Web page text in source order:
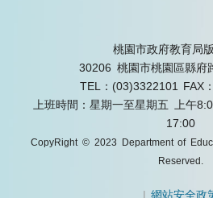
桃園市政府教育局
30206 桃園市桃園區縣府
TEL：(03)3322101
FAX
上班時間：星期一至星期五 上午
17:00
CopyRight © 2023 Department of
Reserved.
|網站安全政